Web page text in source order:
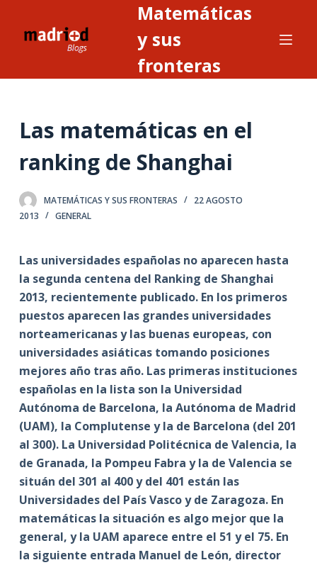
n
n
d
o
Matemáticas
y sus
fronteras
Las matemáticas en el
ranking de Shanghai
MATEMÁTICAS Y SUS FRONTERAS
22 AGOSTO
2013
GENERAL
Las universidades españolas no aparecen hasta
la segunda centena del Ranking de Shanghai
2013, recientemente publicado. En los primeros
puestos aparecen las grandes universidades
norteamericanas y las buenas europeas, con
universidades asiáticas tomando posiciones
mejores año tras año. Las primeras instituciones
españolas en la lista son la Universidad
Autónoma de Barcelona, la Autónoma de Madrid
(UAM), la Complutense y la de Barcelona (del 201
al 300). La Universidad Politécnica de Valencia, la
de Granada, la Pompeu Fabra y la de Valencia se
situán del 301 al 400 y del 401 están las
Universidades del País Vasco y de Zaragoza. En
matemáticas la situación es algo mejor que la
general, y la UAM aparece entre el 51 y el 75. En
la siguiente entrada Manuel de León, director